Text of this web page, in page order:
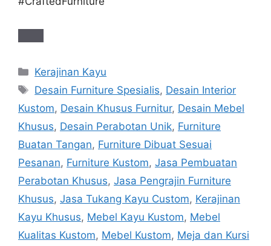
Categories
Kerajinan Kayu
Tags
Desain Furniture Spesialis, Desain Interior
Kustom, Desain Khusus Furnitur, Desain Mebel
Khusus, Desain Perabotan Unik, Furniture
Buatan Tangan, Furniture Dibuat Sesuai
Pesanan, Furniture Kustom, Jasa Pembuatan
Perabotan Khusus, Jasa Pengrajin Furniture
Khusus, Jasa Tukang Kayu Custom, Kerajinan
Kayu Khusus, Mebel Kayu Kustom, Mebel
Kualitas Kustom, Mebel Kustom, Meja dan Kursi